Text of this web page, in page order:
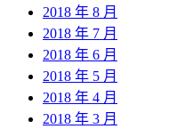
2018 年 8 月
2018 年 7 月
2018 年 6 月
2018 年 5 月
2018 年 4 月
2018 年 3 月